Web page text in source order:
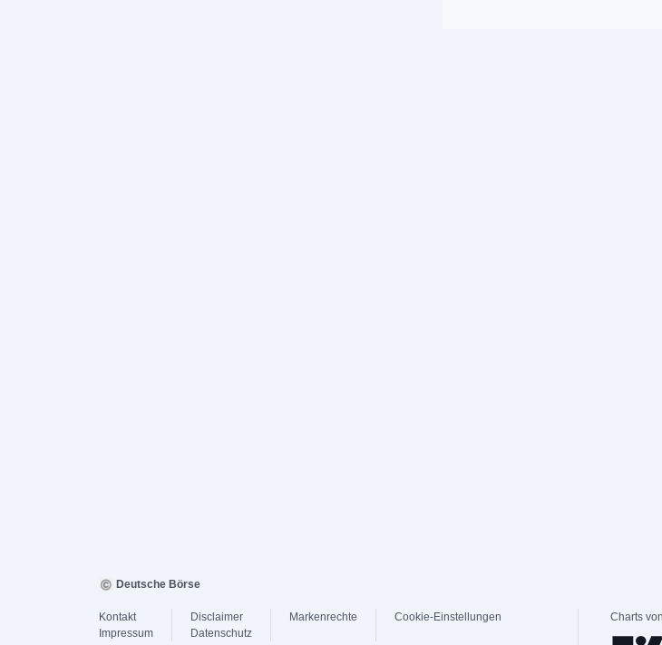
Deutsche Börse
Kontakt
Impressum
Disclaimer
Datenschutz
Markenrechte Cookie-Einstellungen Charts von